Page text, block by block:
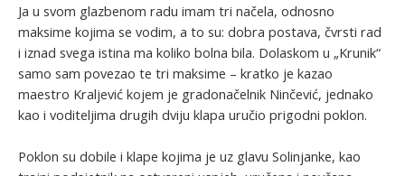
Ja u svom glazbenom radu imam tri načela, odnosno
maksime kojima se vodim, a to su: dobra postava, čvrsti rad
i iznad svega istina ma koliko bolna bila. Dolaskom u „Krunik“
samo sam povezao te tri maksime – kratko je kazao
maestro Kraljević kojem je gradonačelnik Ninčević, jednako
kao i voditeljima drugih dviju klapa uručio prigodni poklon.
Poklon su dobile i klape kojima je uz glavu Solinjanke, kao